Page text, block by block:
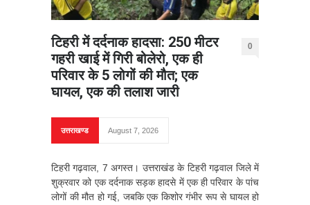
टिहरी में दर्दनाक हादसा: 250 मीटर
गहरी खाई में गिरी बोलेरो, एक ही
परिवार के 5 लोगों की मौत; एक
घायल, एक की तलाश जारी
0
उत्तराखण्ड August 7, 2026
टिहरी गढ़वाल, 7 अगस्त। उत्तराखंड के टिहरी गढ़वाल जिले में
शुक्रवार को एक दर्दनाक सड़क हादसे में एक ही परिवार के पांच
लोगों की मौत हो गई, जबकि एक किशोर गंभीर रूप से घायल हो